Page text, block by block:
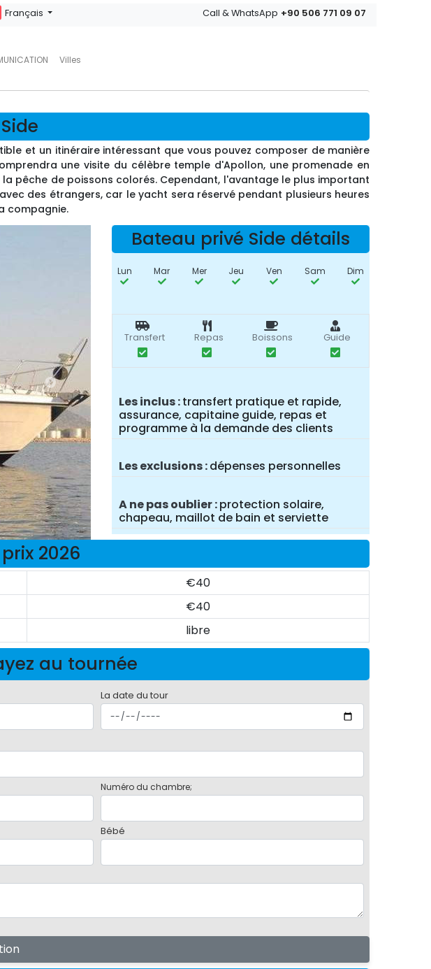
Villes
Français Call & WhatsApp +90 506 771 09 07
et un itinéraire intéressant que vous pouvez composer de manière
une visite du célèbre temple d'Apollon, une promenade en
pêche de poissons colorés. Cependant, l'avantage le plus important
des étrangers, car le yacht sera réservé pendant plusieurs heures
compagnie.
Bateau privé Side détails
Lun Mar Mer Jeu Ven Sam Dim
Transfert Repas Boissons Guide
Les inclus transfert pratique et rapide,
assurance, capitaine guide, repas et
programme à la demande des clients
Les exclusions dépenses personnelles
A ne pas oublier protection solaire,
chapeau, maillot de bain et serviette
2026
€40
€40
libre
au tournée
La date du tour
Numéro du chambre;
Bébé